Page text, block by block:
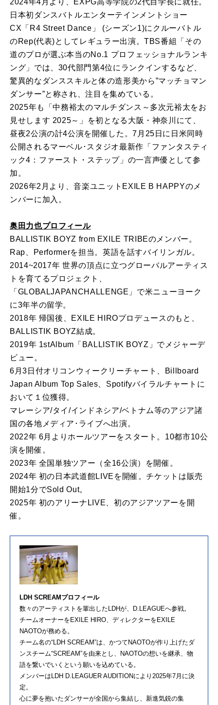
2024年4月より、EXPG高等学院の2代目学長に就任。
日本初ダンスバトルエンターテインメントショー
CX「R4 Street Dance」 (シーズン1)にクルーバトル
のRep(代表)としてレギュラー出演。TBS番組「その
道のプロが選ぶ本当のNo.1 プロフェッショナルランキ
ング」では、30代部門第4位にランクインするなど、
驚異的なダンススキルと体の造形美から”マッチョマン
ダンサー”と称され、注目を集めている。
2025年も「中務裕太のマルチダンス～多次元裕太をお
見せします 2025～」を初となる大阪・神奈川にて、
昼夜2公演の計4公演を開催した。7月25日に日米同時
公開されるマーベル･スタジオ最新作「ファンタスティ
ック4：ファースト・ステップ」の一言声優として参
加。
2026年2月より、音楽ユニットEXILE B HAPPYのメ
ンバーに加入。
奥田力也プロフィール
BALLISTIK BOYZ from EXILE TRIBEのメンバー。
Rap、Performerを担当。英語を話すバイリンガル。
2014~2017年 世界の頂点に⽴つグローバルアーティス
トを育てるプロジェクト、
「GLOBALJAPANCHALLENGE」で⽶ニューヨーク
に3年半の留学。
2018年 帰国後、EXILE HIROプロデュースのもと、
BALLISTIK BOYZ結成。
2019年 1stAlbum「BALLISTIK BOYZ」でメジャーデ
ビュー。
6⽉3⽇付オリコンウィークリーチャート、Billboard
Japan Album Top Sales、Spotifyバイラルチャートに
おいて１位獲得。
マレーシア/タイ/インドネシア/ベトナム等のアジア諸
国の各地メディア･ライブへ出演。
2022年 6⽉よりホールツアーをスタート。10都市10公
演を開催。
2023年 全国単独ツアー（全16公演）を開催。
2024年 初の⽇本武道館LIVEを開催。チケットは販売
開始1分でSold Out。
2025年 初のアリーナLIVE、初のアジアツアーを開
催。
LDH SCREAMプロフィール
数々のアーティストを輩出したLDHが、D.LEAGUEへ参戦。
チームオーナーをEXILE HIRO、ディレクターをEXILE
NAOTOが務める。
チーム名の“LDH SCREAM”は、かつてNAOTOが作り上げたダ
ンスチーム“SCREAM”を由来とし、NAOTOの想いを継承、物
語を繋いでいくという願いを込めている。
メンバーはLDH D.LEAGUER AUDITIONにより2025年7月に決
定。
心に夢を抱いたダンサーが全国から集結し、新進気鋭の集